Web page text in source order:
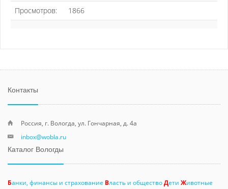
Просмотров:
1866
Контакты
Россия, г. Вологда, ул. Гончарная, д. 4а
inbox@wobla.ru
Каталог Вологды
Банки, финансы и страхование Власть и обществоДети Животные